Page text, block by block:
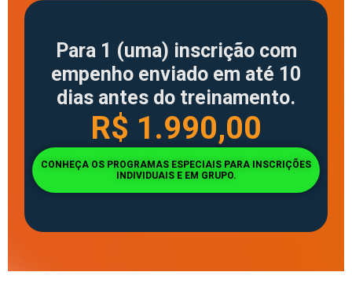
Para 1 (uma) inscrição com
empenho enviado em até 10
dias antes do treinamento.
R$ 1.990,00
CONHEÇA OS PROGRAMAS ESPECIAIS PARA INSCRIÇÕES
INDIVIDUAIS E EM GRUPO.